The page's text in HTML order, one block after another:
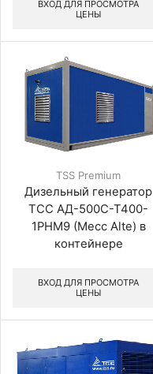
ВХОД ДЛЯ ПРОСМОТРА
ЦЕНЫ
TSS Premium
Дизельный генератор
ТСС АД-500С-Т400-
1РНМ9 (Mecc Alte) в
контейнере
ВХОД ДЛЯ ПРОСМОТРА
ЦЕНЫ